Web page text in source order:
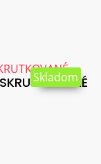
Skladom